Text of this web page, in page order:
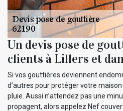
Un devis pose de
clients à Lillers et
Si vos gouttières deviennent
d’autres pour protéger votre maison
pluie. Aussi n’attendez pas une
propagent, alors appelez Nef